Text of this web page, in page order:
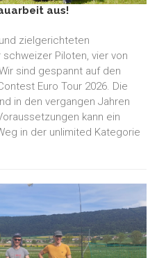
aus!
zielgerichteten
Piloten, vier von
sind gespannt auf den
Euro Tour 2026. Die
in den vergangen Jahren
kann ein
in der unlimited Kategorie